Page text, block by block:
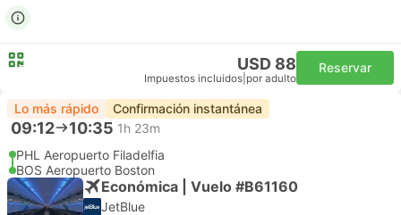
USD 88
Impuestos incluidos por adulto
Reservar
Lo más rápido Confirmación instantánea
09:12 10:35 1h 23m
PHL Aeropuerto Filadelfia
BOS Aeropuerto Boston
Económica | Vuelo #B61160
JetBlue